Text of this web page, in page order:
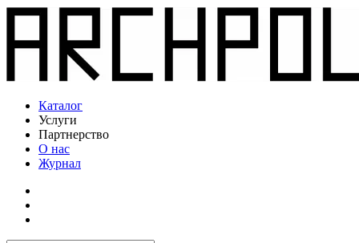
Каталог
Услуги
Партнерство
О нас
Журнал